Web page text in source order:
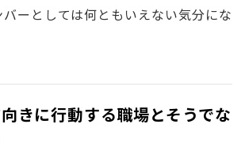
バーとしては何ともいえない気分にな
きに行動する職場とそうでな